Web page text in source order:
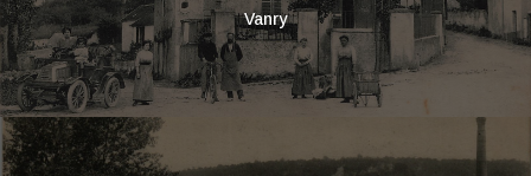
Vanry